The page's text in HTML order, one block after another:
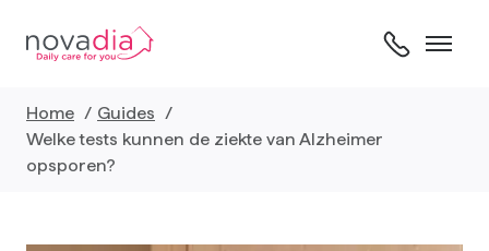
content
Home
Guides
Welke tests kunnen de ziekte van Alzheimer
opsporen?